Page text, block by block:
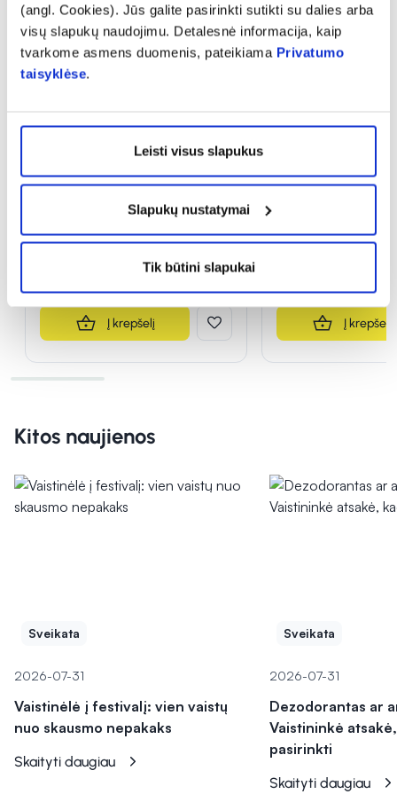
(angl. Cookies). Jūs galite pasirinkti sutikti su dalies arba
visų slapukų naudojimu. Detalesnė informacija, kaip
tvarkome asmens duomenis, pateikiama Privatumo
taisyklėse.
Leisti visus slapukus
Slapukų nustatymai
Tik būtini slapukai
kaukė su jūros vitaminais ir
kolagenu, 30 g
1,78 € 2,98 €
Į krepšelį
jūros purvas, 500
10,70 € 11,89 €
Į krepšelį
Kitos naujienos
Sveikata
2026-07-31
Vaistinėlė į festivalį: vien vaistų
nuo skausmo nepakaks
Skaityti daugiau
Sveikata
2026-07-31
Dezodorantas ar
Vaistininkė
pasirinkti
Skaityti daugiau